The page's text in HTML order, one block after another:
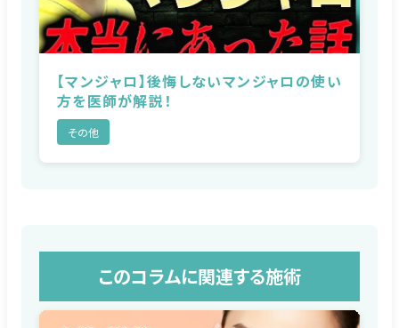
【マンジャロ】後悔しないマンジャロの使い
方を医師が解説！
その他
このコラムに関連する施術